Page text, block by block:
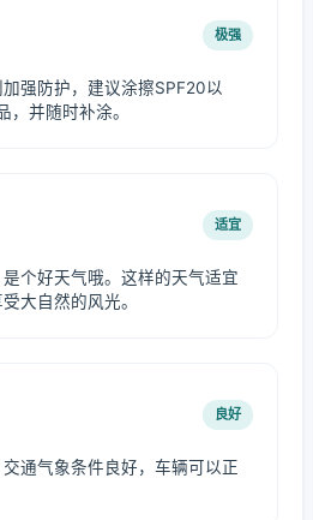
极强
强防护，建议涂擦SPF20以
，并随时补涂。
适宜
个好天气哦。这样的天气适宜
大自然的风光。
良好
通气象条件良好，车辆可以正